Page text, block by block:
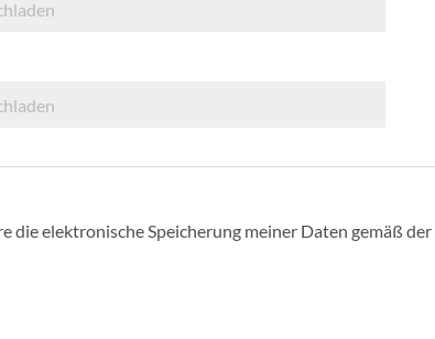
die elektronische Speicherung meiner Daten gemäß der